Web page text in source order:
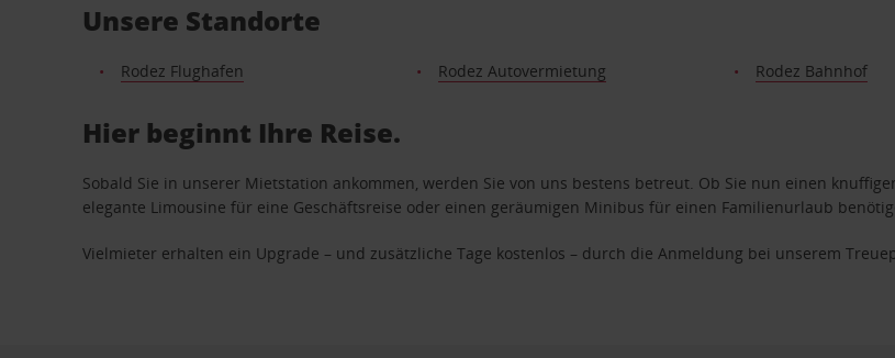
Unsere Standorte
Rodez Flughafen Rodez Autovermietung Rodez Bahnhof
Hier beginnt Ihre Reise.
Sobald Sie in unserer Mietstation ankommen, werden Sie von uns bestens betreut. Ob Sie nun einen
elegante Limousine für eine Geschäftsreise oder einen geräumigen Minibus für einen Familienurlaub
Vielmieter erhalten ein Upgrade – und zusätzliche Tage kostenlos – durch die Anmeldung bei unserem